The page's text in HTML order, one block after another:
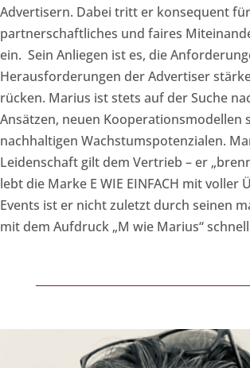
Advertisern. Dabei tritt er konsequent
partnerschaftliches und faires
ein. Sein Anliegen ist es, die
Herausforderungen der Advertiser
rücken. Marius ist stets auf der Suche
Ansätzen, neuen Kooperationsmodellen
nachhaltigen Wachstumspotenzialen.
Leidenschaft gilt dem Vertrieb – er
lebt die Marke E WIE EINFACH mit voller
Events ist er nicht zuletzt durch seinen
mit dem Aufdruck „M wie Marius“